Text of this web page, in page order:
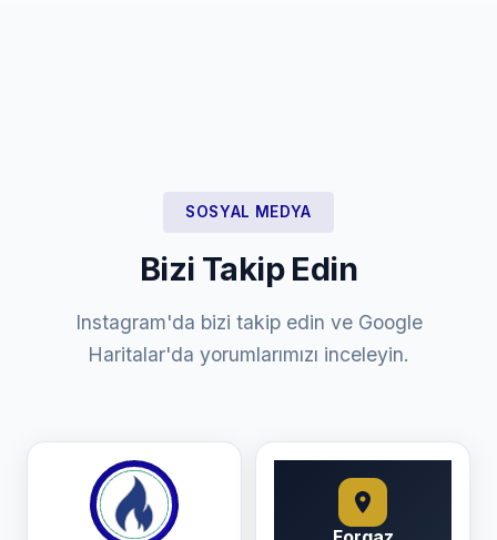
SOSYAL MEDYA
Bizi Takip Edin
Instagram'da bizi takip edin ve Google
Haritalar'da yorumlarımızı inceleyin.